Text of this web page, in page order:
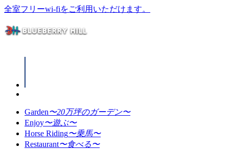
全室フリーwi-fiをご利用いただけます。
Garden〜20万坪のガーデン〜
Enjoy〜遊ぶ〜
Horse Riding〜乗馬〜
Restaurant〜食べる〜